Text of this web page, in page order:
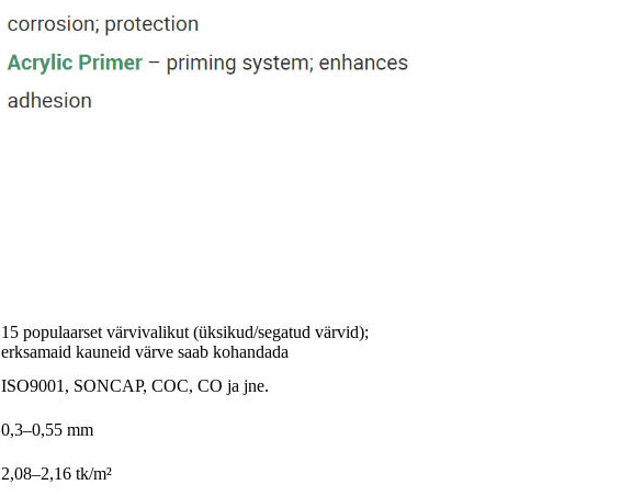
15 populaarset värvivalikut (üksikud/segatud värvid);
erksamaid kauneid värve saab kohandada
ISO9001, SONCAP, COC, CO ja jne.
0,3–0,55 mm
2,08–2,16 tk/m²